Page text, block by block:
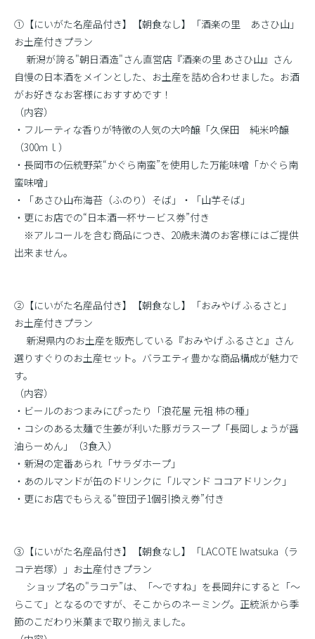
①【にいがた名産品付き】【朝食なし】「酒楽の里 あさひ山」
お土産付きプラン
新潟が誇る"朝日酒造"さん直営店『酒楽の里 あさひ山』さん
自慢の日本酒をメインとした、お土産を詰め合わせました。お酒
がお好きなお客様におすすめです！
（内容）
・フルーティな香りが特徴の人気の大吟醸「久保田 純米吟醸
（300ｍｌ）
・長岡市の伝統野菜“かぐら南蛮”を使用した万能味噌「かぐら南
蛮味噌」
・「あさひ山布海苔（ふのり）そば」・「山芋そば」
・更にお店での“日本酒一杯サービス券”付き
※アルコールを含む商品につき、20歳未満のお客様にはご提供
出来ません。
②【にいがた名産品付き】【朝食なし】「おみやげ ふるさと」
お土産付きプラン
新潟県内のお土産を販売している『おみやげ ふるさと』さん
選りすぐりのお土産セット。バラエティ豊かな商品構成が魅力で
す。
（内容）
・ビールのおつまみにぴったり「浪花屋 元祖 柿の種」
・コシのある太麺で生姜が利いた豚ガラスープ「長岡しょうが醤
油らーめん」（3食入）
・新潟の定番あられ「サラダホープ」
・あのルマンドが缶のドリンクに「ルマンド ココアドリンク」
・更にお店でもらえる“笹団子1個引換え券”付き
③【にいがた名産品付き】【朝食なし】「LACOTE Iwatsuka（ラ
コテ岩塚）」お土産付きプラン
ショップ名の"ラコテ”は、「〜ですね」を長岡弁にすると「〜
らこて」となるのですが、そこからのネーミング。正統派から季
節のこだわり米菓まで取り揃えました。